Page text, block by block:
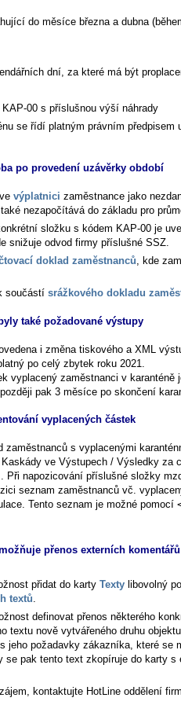
do měsíce března a dubna
dní, za které má být
00 s příslušnou výší náhrady
se řídí platným právním předpisem
po provedení uzávěrky období
výplatnici zaměstnance jako
nezapočítává do základu pro
složku s kódem KAP-00 je
snižuje odvod firmy příslušné SSZ.
doklad zaměstnanců, kde
součástí srážkového dokladu
také požadované výstupy
i změna tiskového a XML
po celý zbytek roku 2021.
vyplacený zaměstnanci v karanténě
pak 3 měsíce po skončení
vyplacených částek
zaměstnanců s vyplacenými
ve Výstupech / Výsledky za
. Při napozicování příslušné složky
seznam zaměstnanců vč.
Tento seznam je možné pomocí
přenos externích
přidat do karty Texty libovolný
textů.
definovat přenos některého
textu nově vytvářeného druhu
jeho požadavky zákazníka, které se
se pak tento text zkopíruje do karty s
kontaktujte HotLine oddělení